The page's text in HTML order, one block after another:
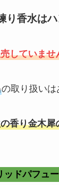
り香水は
していませ
の取り扱いは
香り金木犀
ッドパフュ